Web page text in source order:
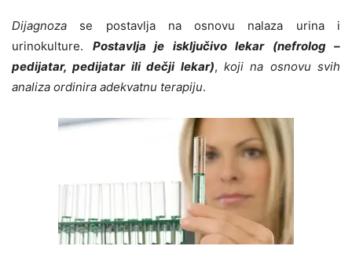
Dijagnoza se postavlja na osnovu nalaza urina i
urinokulture. Postavlja je isključivo lekar (nefrolog –
pedijatar, pedijatar ili dečji lekar), koji na osnovu svih
analiza ordinira adekvatnu terapiju.